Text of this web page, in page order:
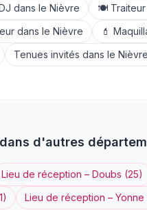
dans le Nièvre 🍽️ Traiteur
dans le Nièvre 💄
Tenues invités dans le Nièvre
d'autres
Lieu de réception – Doubs (25)
) Lieu de réception – Yonne